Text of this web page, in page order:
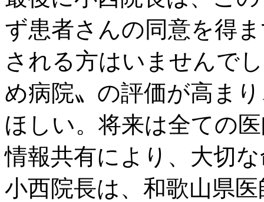
ず患者さんの同意を得
される方はいませんで
め病院〟の評価が高ま
ほしい。将来は全ての
情報共有により、大切
小西院長は、和歌山県